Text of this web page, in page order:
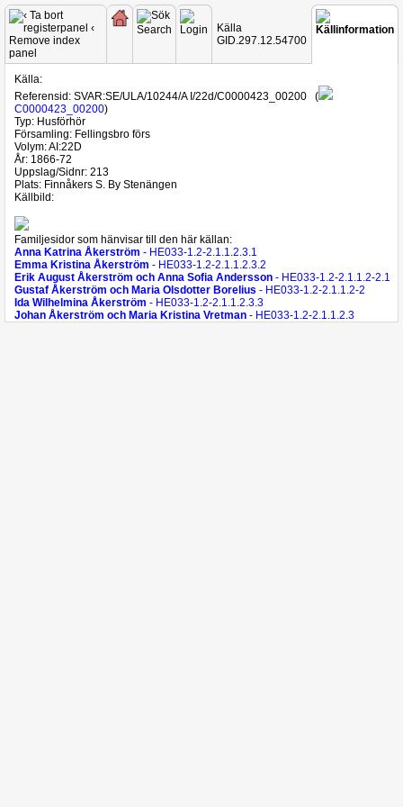
Källa
GID.297.12.54700
Källa:
Referensid: SVAR:SE/ULA/10244/A I/22d/C0000423_00200
(
C0000423_00200)
Typ: Husförhör
Församling: Fellingsbro förs
Volym:AI:22D
År: 1866-72
Uppslag/Sidnr: 213
Plats: Finnåkers S. By Stenängen
Källbild:
Familjesidor som hänvisar till den här källan:
Anna Katrina Åkerström - HE033-1.2-2.1.1.2.3.1
Emma Kristina Åkerström - HE033-1.2-2.1.1.2.3.2
Erik August Åkerström och Anna Sofia Andersson - HE033-1.2-2.1.1.2-2.1
Gustaf Åkerström och Maria Olsdotter Borelius - HE033-1.2-2.1.1.2-2
Ida Wilhelmina Åkerström - HE033-1.2-2.1.1.2.3.3
Johan Åkerström och Maria Kristina Vretman - HE033-1.2-2.1.1.2.3